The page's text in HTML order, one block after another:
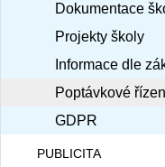
Dokumentace
Projekty školy
Informace dle
Poptávkové
GDPR
PUBLICITA